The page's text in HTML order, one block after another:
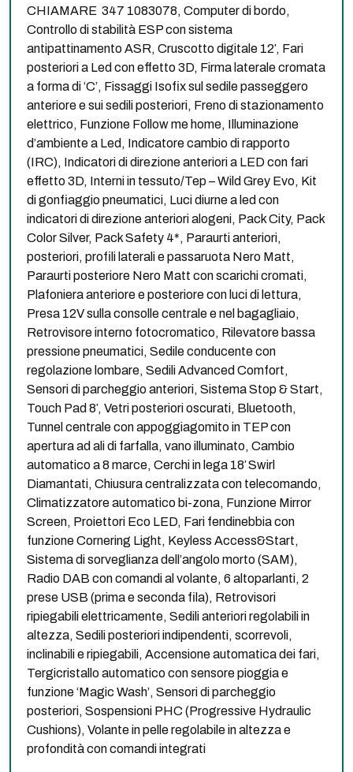
CHIAMARE 347 1083078, Computer di bordo,
Controllo di stabilità ESP con sistema
antipattinamento ASR, Cruscotto digitale 12′, Fari
posteriori a Led con effetto 3D, Firma laterale cromata
a forma di ‘C’, Fissaggi Isofix sul sedile passeggero
anteriore e sui sedili posteriori, Freno di stazionamento
elettrico, Funzione Follow me home, Illuminazione
d’ambiente a Led, Indicatore cambio di rapporto
(IRC), Indicatori di direzione anteriori a LED con fari
effetto 3D, Interni in tessuto/Tep – Wild Grey Evo, Kit
di gonfiaggio pneumatici, Luci diurne a led con
indicatori di direzione anteriori alogeni, Pack City, Pack
Color Silver, Pack Safety 4*, Paraurti anteriori,
posteriori, profili laterali e passaruota Nero Matt,
Paraurti posteriore Nero Matt con scarichi cromati,
Plafoniera anteriore e posteriore con luci di lettura,
Presa 12V sulla consolle centrale e nel bagagliaio,
Retrovisore interno fotocromatico, Rilevatore bassa
pressione pneumatici, Sedile conducente con
regolazione lombare, Sedili Advanced Comfort,
Sensori di parcheggio anteriori, Sistema Stop & Start,
Touch Pad 8′, Vetri posteriori oscurati, Bluetooth,
Tunnel centrale con appoggiagomito in TEP con
apertura ad ali di farfalla, vano illuminato, Cambio
automatico a 8 marce, Cerchi in lega 18′ Swirl
Diamantati, Chiusura centralizzata con telecomando,
Climatizzatore automatico bi-zona, Funzione Mirror
Screen, Proiettori Eco LED, Fari fendinebbia con
funzione Cornering Light, Keyless Access&Start,
Sistema di sorveglianza dell’angolo morto (SAM),
Radio DAB con comandi al volante, 6 altoparlanti, 2
prese USB (prima e seconda fila), Retrovisori
ripiegabili elettricamente, Sedili anteriori regolabili in
altezza, Sedili posteriori indipendenti, scorrevoli,
inclinabili e ripiegabili, Accensione automatica dei fari,
Tergicristallo automatico con sensore pioggia e
funzione ‘Magic Wash’, Sensori di parcheggio
posteriori, Sospensioni PHC (Progressive Hydraulic
Cushions), Volante in pelle regolabile in altezza e
profondità con comandi integrati